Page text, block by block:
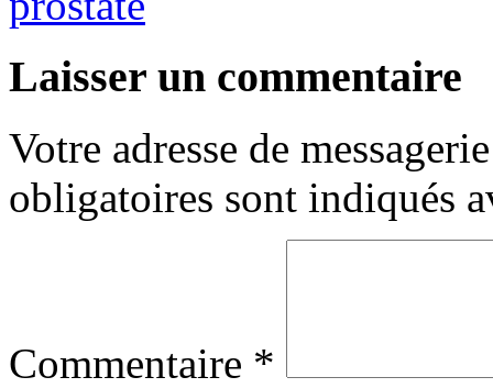
Laisser un commentaire
Votre adresse de
obligatoires sont indiqués
Commentaire *